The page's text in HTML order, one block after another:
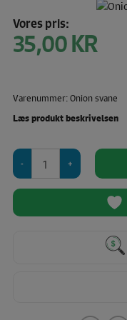
Vores pris:
35,00KR
Varenummer: Onion svane
Læs produkt beskrivelsen
strygefolie
(Svane)